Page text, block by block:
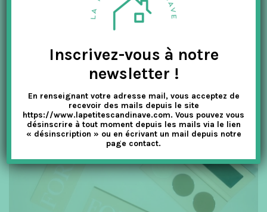
Inscrivez-vous à notre
newsletter !
En renseignant votre adresse mail, vous acceptez de
recevoir des mails depuis le site
https://www.lapetitescandinave.com. Vous pouvez vous
désinscrire à tout moment depuis les mails via le lien
« désinscription » ou en écrivant un mail depuis notre
page contact.